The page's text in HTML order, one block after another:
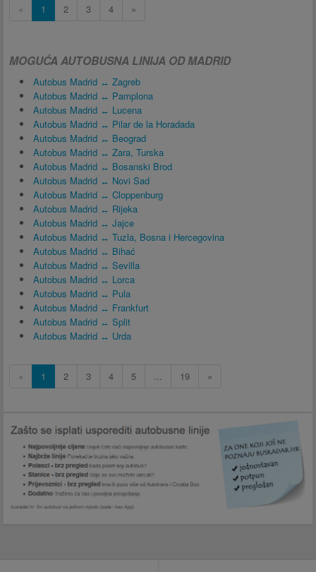
« 1 2 3 4 »
MOGUĆA AUTOBUSNA LINIJA OD MADRID
Autobus Madrid ↔ Zagreb
Autobus Madrid ↔ Pamplona
Autobus Madrid ↔ Lucena
Autobus Madrid ↔ Pilar de la Horadada
Autobus Madrid ↔ Beograd
Autobus Madrid ↔ Zara, Turska
Autobus Madrid ↔ Bosanski Brod
Autobus Madrid ↔ Novi Sad
Autobus Madrid ↔ Cloppenburg
Autobus Madrid ↔ Rijeka
Autobus Madrid ↔ Jajce
Autobus Madrid ↔ Tuzla, Bosna i Hercegovina
Autobus Madrid ↔ Bihać
Autobus Madrid ↔ Sevilla
Autobus Madrid ↔ Lorca
Autobus Madrid ↔ Pula
Autobus Madrid ↔ Frankfurt
Autobus Madrid ↔ Split
Autobus Madrid ↔ Urda
« 1 2 3 4 5 ... 19 »